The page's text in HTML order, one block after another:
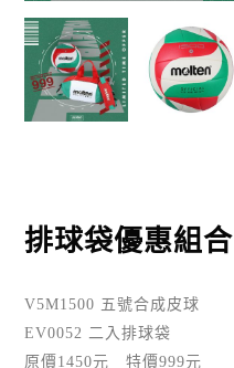
排球袋優惠組合
V5M1500 五號合成皮球
EV0052 二入排球袋
原價1450元 特價999元